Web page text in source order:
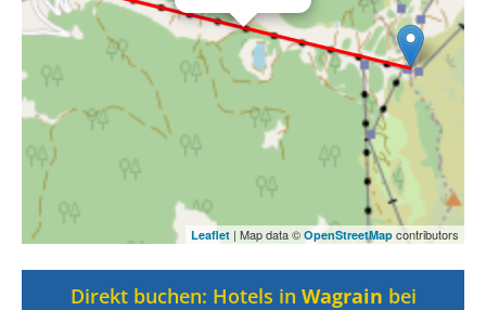
Leaflet | Map data © OpenStreetMap contributors
Direkt buchen: Hotels in Wagrain bei